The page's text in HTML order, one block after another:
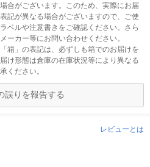
合がございます。このため、実際にお届
記が異なる場合がございますので、ご使
ベルや注意書きをご確認ください。さら
ーカー等にお問い合わせください。
箱」の表記は、必ずしも箱でのお届けを
け形態は倉庫の在庫状況等により異なる
ください。
誤りを報告する
レビューとは